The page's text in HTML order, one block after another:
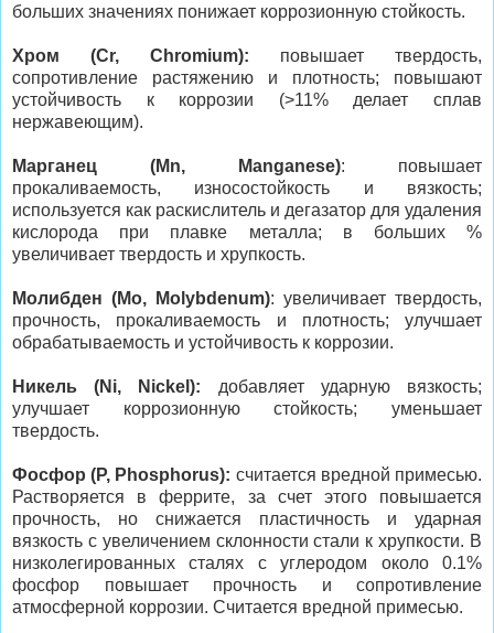
больших значениях понижает коррозионную стойкость.
Хром (Cr, Chromium): повышает твердость,
сопротивление растяжению и плотность; повышают
устойчивость к коррозии (>11% делает сплав
нержавеющим).
Марганец (Mn, Manganese): повышает
прокаливаемость, износостойкость и вязкость;
используется как раскислитель и дегазатор для удаления
кислорода при плавке металла; в больших %
увеличивает твердость и хрупкость.
Молибден (Mo, Molybdenum): увеличивает твердость,
прочность, прокаливаемость и плотность; улучшает
обрабатываемость и устойчивость к коррозии.
Никель (Ni, Nickel): добавляет ударную вязкость;
улучшает коррозионную стойкость; уменьшает
твердость.
Фосфор (P, Phosphorus): считается вредной примесью.
Растворяется в феррите, за счет этого повышается
прочность, но снижается пластичность и ударная
вязкость с увеличением склонности стали к хрупкости. В
низколегированных сталях с углеродом около 0.1%
фосфор повышает прочность и сопротивление
атмосферной коррозии. Считается вредной примесью.